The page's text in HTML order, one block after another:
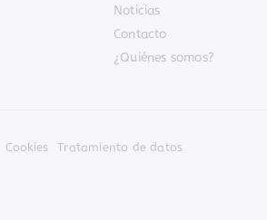
Noticias
Contacto
¿Quiénes somos?
Cookies Tratamiento de datos